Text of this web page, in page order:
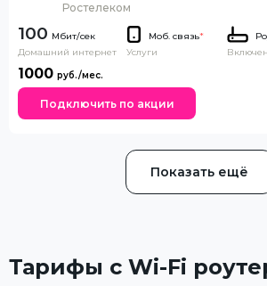
Ростелеком
100
Домашний интернет
Моб. связь*
Услуги
Включен
1000
Подключить по акции
Показать ещё
Тарифы с Wi-Fi